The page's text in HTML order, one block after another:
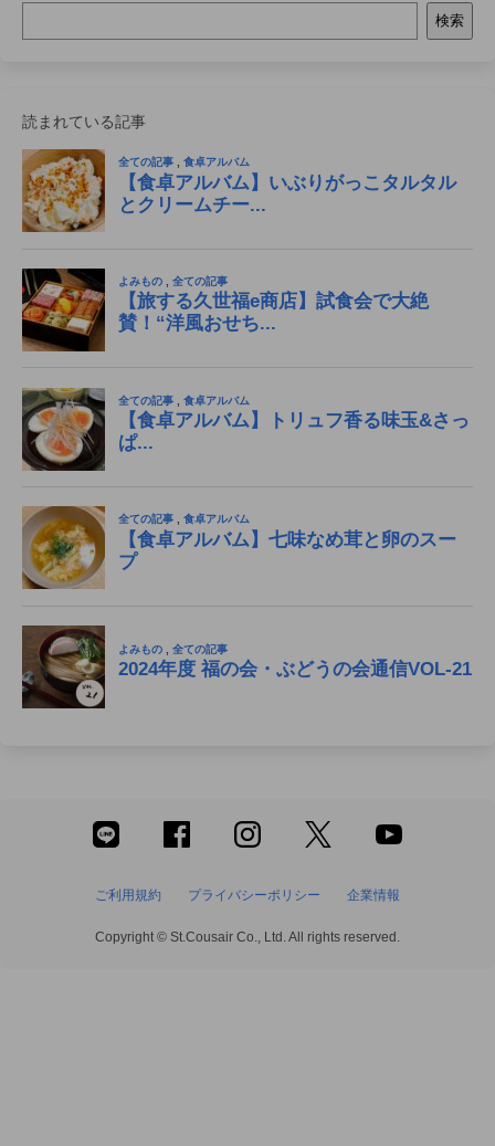
検索
読まれている記事
ご利用規約 プライバシーポリシー 企業情報
Copyright © St.Cousair Co., Ltd. All rights reserved.